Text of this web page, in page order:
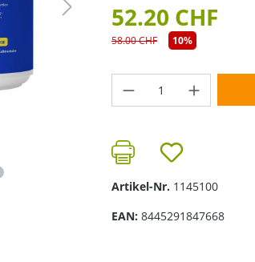
52.20 CHF
58.00 CHF 10%
Produkt
Artikel-Nr. 1145100
EAN: 8445291847668